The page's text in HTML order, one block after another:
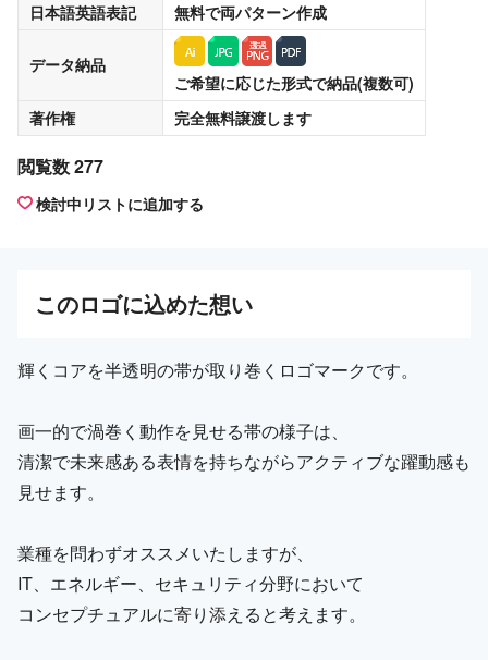
日本語英語表記
無料で両パターン作成
データ納品
ご希望に応じた形式で納品(複数可)
著作権
完全無料譲渡します
閲覧数 277
検討中リストに追加する
このロゴに込めた想い
輝くコアを半透明の帯が取り巻くロゴマークです。
画一的で渦巻く動作を見せる帯の様子は、
清潔で未来感ある表情を持ちながらアクティブな躍動感も
見せます。
業種を問わずオススメいたしますが、
IT、エネルギー、セキュリティ分野において
コンセプチュアルに寄り添えると考えます。